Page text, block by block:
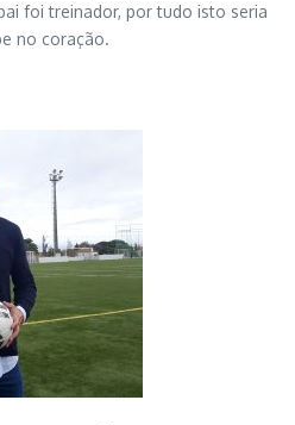
foi treinador, por tudo isto seria
no coração.